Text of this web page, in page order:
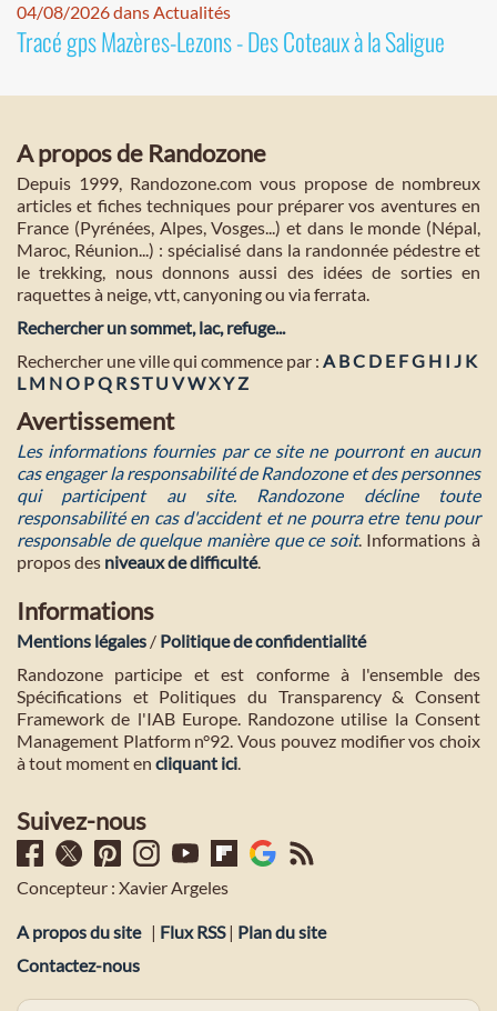
04/08/2026 dans Actualités
Tracé gps Mazères-Lezons - Des Coteaux à la Saligue
A propos de Randozone
Depuis 1999, Randozone.com vous propose de nombreux
articles et fiches techniques pour préparer vos aventures en
France (Pyrénées, Alpes, Vosges...) et dans le monde (Népal,
Maroc, Réunion...) : spécialisé dans la randonnée pédestre et
le trekking, nous donnons aussi des idées de sorties en
raquettes à neige, vtt, canyoning ou via ferrata.
Rechercher un sommet, lac, refuge...
Rechercher une ville qui commence par : A BC D E FG H I J K
L M NO PQ RST U VWXYZ
Avertissement
Les informations fournies par ce site ne pourront en aucun
cas engager la responsabilité de Randozone et des personnes
qui participent au site. Randozone décline toute
responsabilité en cas d'accident et ne pourra etre tenu pour
responsable de quelque manière que ce soit. Informations à
propos des niveaux de difficulté.
Informations
Mentions légales / Politique de confidentialité
Randozone participe et est conforme à l'ensemble des
Spécifications et Politiques du Transparency & Consent
Framework de l'IAB Europe. Randozone utilise la Consent
Management Platform n°92. Vous pouvez modifier vos choix
à tout moment en cliquant ici.
Suivez-nous
Concepteur : Xavier Argeles
A propos du site | Flux RSS| Plan du site
Contactez-nous